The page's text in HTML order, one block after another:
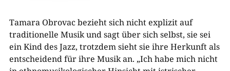
Tamara Obrovac bezieht sich nicht explizit auf
traditionelle Musik und sagt über sich selbst, sie sei
ein Kind des Jazz, trotzdem sieht sie ihre Herkunft als
entscheidend für ihre Musik an. „Ich habe mich nicht